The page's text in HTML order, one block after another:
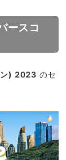
ースコ
) 2023 のセ